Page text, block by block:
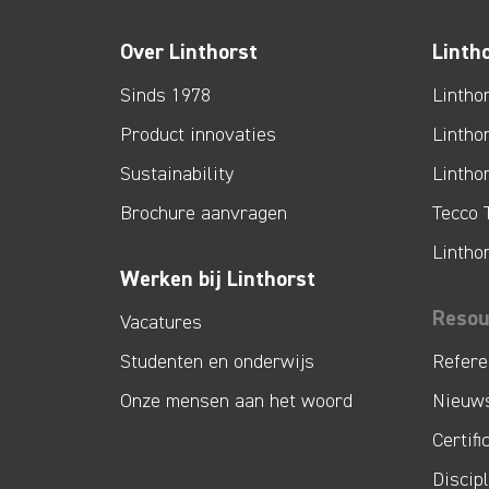
Over Linthorst
Sinds 1978
Product innovaties
Sustainability
Brochure aanvragen
Werken bij Linthorst
Vacatures
Studenten en onderwijs
Onze mensen aan het woord
Tecco